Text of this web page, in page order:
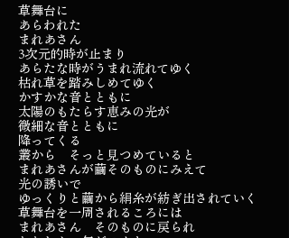
草舞台に
あらわれた
まれあさん
3次元的時が止まり
あらたな時がうまれ流れてゆく
枯れ草を踏みしめてゆく
かすかな音とともに
太陽のもたらす恵みの光が
微細な音とともに
降ってくる
叢から そっと見つめていると
まれあさんが繭そのものにみえて
光の誘いで
ゆっくりと繭から絹糸が紡ぎ出されていく
草舞台を一周されるころには
まれあさん そのものに戻られ